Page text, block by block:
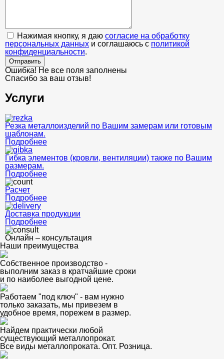
Нажимая кнопку, я даю согласие на обработку
персональных данных и соглашаюсь с политикой
конфиденциальности.
Отправить
Ошибка! Не все поля заполнены
Спасибо за ваш отзыв!
Услуги
Резка металлоизделий по Вашим замерам или готовым
шаблонам.
Подробнее
Гибка элементов (кровли, вентиляции) также по Вашим
размерам.
Подробнее
Расчет
Подробнее
Доставка продукции
Подробнее
Онлайн – консультация
Наши преимущества
Собственное производство -
выполним заказ в кратчайшие сроки
и по наиболее выгодной цене.
Работаем "под ключ" - вам нужно
только заказать, мы привезем в
удобное время, порежем в размер.
Найдем практически любой
существующий металлопрокат.
Все виды металлопроката. Опт. Розница.